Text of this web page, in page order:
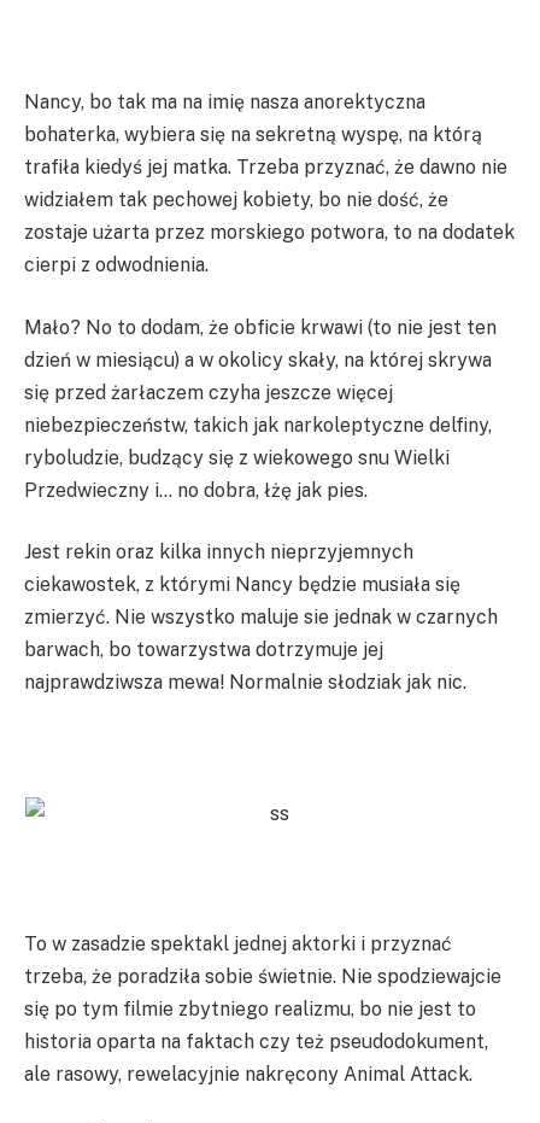
Nancy, bo tak ma na imię nasza anorektyczna
bohaterka, wybiera się na sekretną wyspę, na którą
trafiła kiedyś jej matka. Trzeba przyznać, że dawno nie
widziałem tak pechowej kobiety, bo nie dość, że
zostaje użarta przez morskiego potwora, to na dodatek
cierpi z odwodnienia.
Mało? No to dodam, że obficie krwawi (to nie jest ten
dzień w miesiącu) a w okolicy skały, na której skrywa
się przed żarłaczem czyha jeszcze więcej
niebezpieczeństw, takich jak narkoleptyczne delfiny,
ryboludzie, budzący się z wiekowego snu Wielki
Przedwieczny i… no dobra, łżę jak pies.
Jest rekin oraz kilka innych nieprzyjemnych
ciekawostek, z którymi Nancy będzie musiała się
zmierzyć. Nie wszystko maluje sie jednak w czarnych
barwach, bo towarzystwa dotrzymuje jej
najprawdziwsza mewa! Normalnie słodziak jak nic.
To w zasadzie spektakl jednej aktorki i przyznać
trzeba, że poradziła sobie świetnie. Nie spodziewajcie
się po tym filmie zbytniego realizmu, bo nie jest to
historia oparta na faktach czy też pseudodokument,
ale rasowy, rewelacyjnie nakręcony Animal Attack.